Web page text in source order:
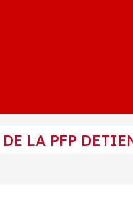
LA PFP